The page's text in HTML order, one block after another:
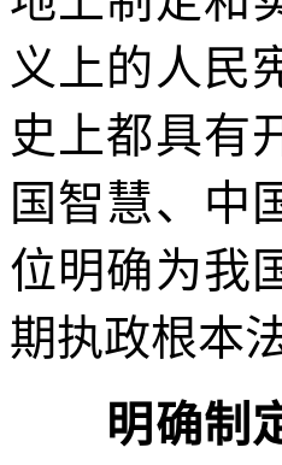
义上的人民
史上都具有
国智慧、中
位明确为我
期执政根本
明确制